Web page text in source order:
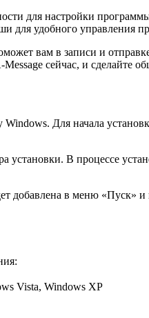
для настройки
для удобного управления
вам в записи и
сейчас, и сделайте
Для начала
установки. В процессе
добавлена в меню «Пуск»
Vista, Windows XP